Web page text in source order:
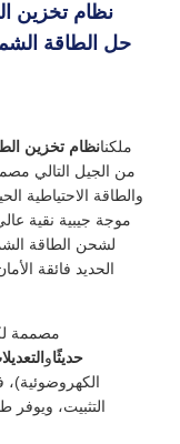
نظام تخزين
حل الطاقة الشمسية بقدرة 3
ملكنانظام تخزين
من الجيل التالي
والطاقة الاحتياطية
موجة جيبية نقية
مصممة
حديثًاو
التثبيت،